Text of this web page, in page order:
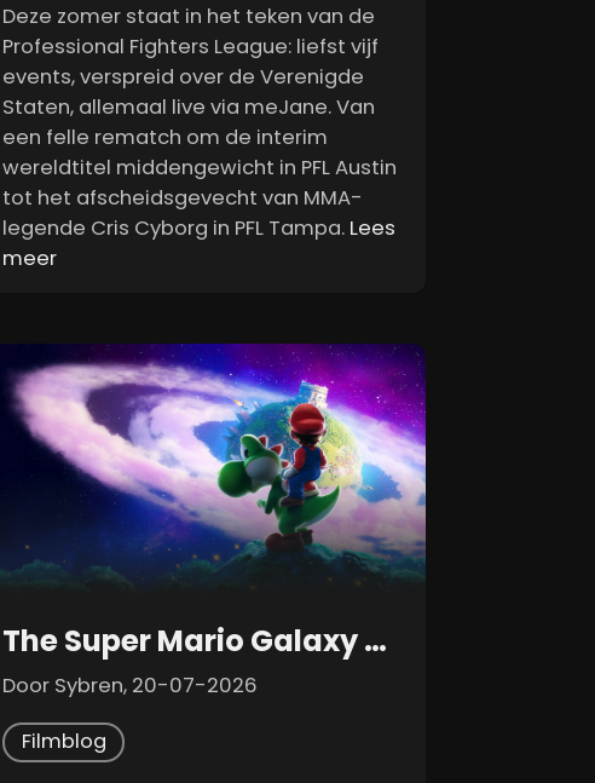
Deze zomer staat in het teken van de
Professional Fighters League: liefst vijf
events, verspreid over de Verenigde
Staten, allemaal live via meJane. Van
een felle rematch om de interim
wereldtitel middengewicht in PFL Austin
tot het afscheidsgevecht van MMA-
legende Cris Cyborg in PFL Tampa. Lees
meer
The Super Mario Galaxy Movie
Door Sybren, 20-07-2026
Filmblog